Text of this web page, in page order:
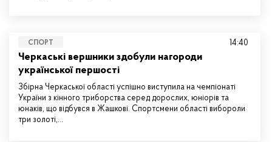
СПОРТ
Черкаські вершники здобули нагороди
української першості
Збірна Черкаської області успішно виступила на чемпіонаті
України з кінного триборства серед дорослих, юніорів та
юнаків, що відбувся в Жашкові. Спортсмени області вибороли
три золоті,…
14:40